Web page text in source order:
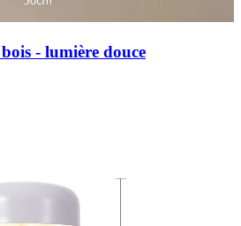
- lumière douce